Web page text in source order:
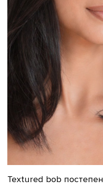
Textured bob